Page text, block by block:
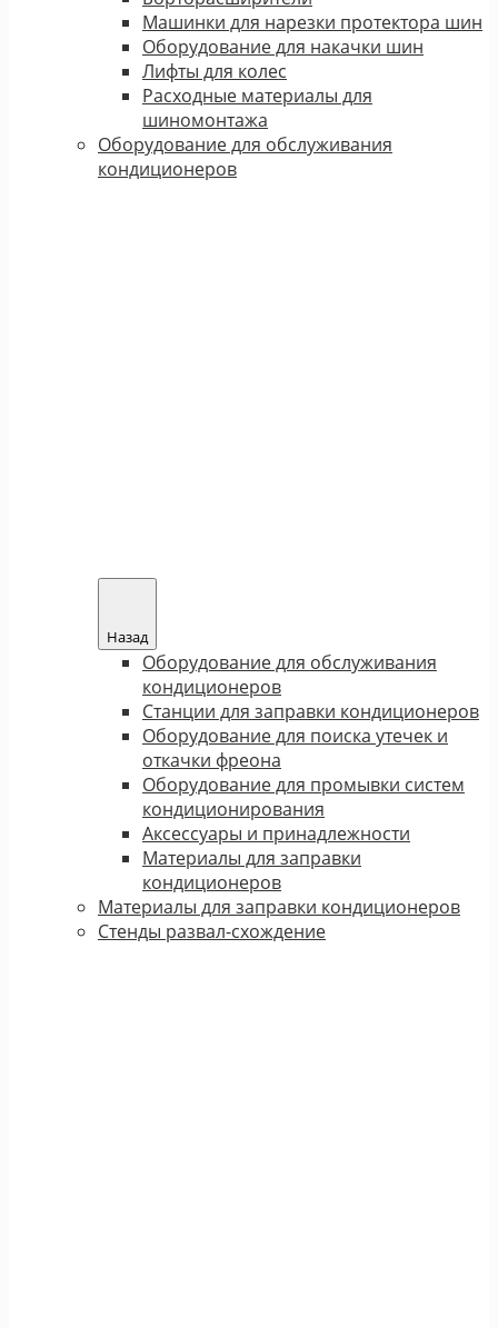
Машинки для нарезки протектора шин
Оборудование для накачки шин
Лифты для колес
Расходные материалы для
шиномонтажа
Оборудование для обслуживания
кондиционеров
Назад
Оборудование для обслуживания
кондиционеров
Станции для заправки кондиционеров
Оборудование для поиска утечек и
откачки фреона
Оборудование для промывки систем
кондиционирования
Аксессуары и принадлежности
Материалы для заправки
кондиционеров
Материалы для заправки кондиционеров
Стенды развал-схождение